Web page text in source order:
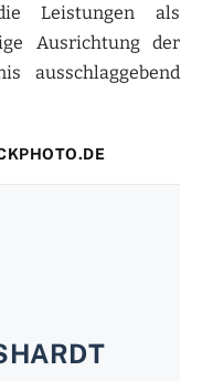
Leistungen als
Ausrichtung der
ausschlaggebend